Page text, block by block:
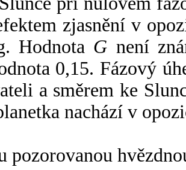
zjasnění v
Hodnota G není
0,15. Fázový
a směrem ke
nachází v
pozorovanou